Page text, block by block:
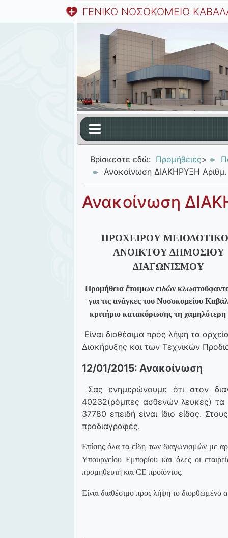
ΓΕΝΙΚΟ ΝΟΣΟΚΟΜΕΙΟ
Βρίσκεστε εδώ: Προμήθειες>
Ανακοίνωση ΔΙΑΚΗΡΥΞΗ
Ανακοίνωση
ΠΡΟΧΕΙΡΟΥ
ΑΝΟΙΚΤΟΥ ΔΗΜΟΣΙΟΥ
ΔΙΑΓΩΝΙΣΜΟΥ
Προμήθεια έτοιμων ειδών
για τις ανάγκες του Νοσοκομείου
κριτήριο κατακύρωσης τη χαμηλότερη
Είναι διαθέσιμα προς λήψη τα
Διακήρυξης και των Τεχνικών
12/01/2015: Ανακοίνωση
Σας ενημερώνουμε ότι στον
40232(ρόμπες ασθενών λευκές) τα
37780 επειδή είναι ίδιο είδος.
προδιαγραφές.
Επίσης όλα τα είδη των διαγωνισμών με
Υπουργείου Εμπορίου και όλες οι
προμηθευτή και CE προϊόντος.
Είναι διαθέσιμο προς λήψη το διορθωμένο